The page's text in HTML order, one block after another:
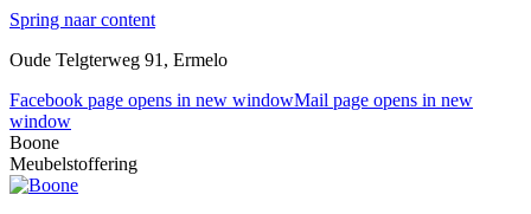
Spring naar content
Oude Telgterweg 91, Ermelo
Facebook page opens in new windowMail page opens in new
window
Boone
Meubelstoffering